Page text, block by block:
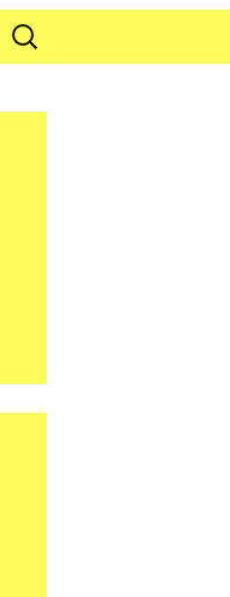
Suchen
nach: